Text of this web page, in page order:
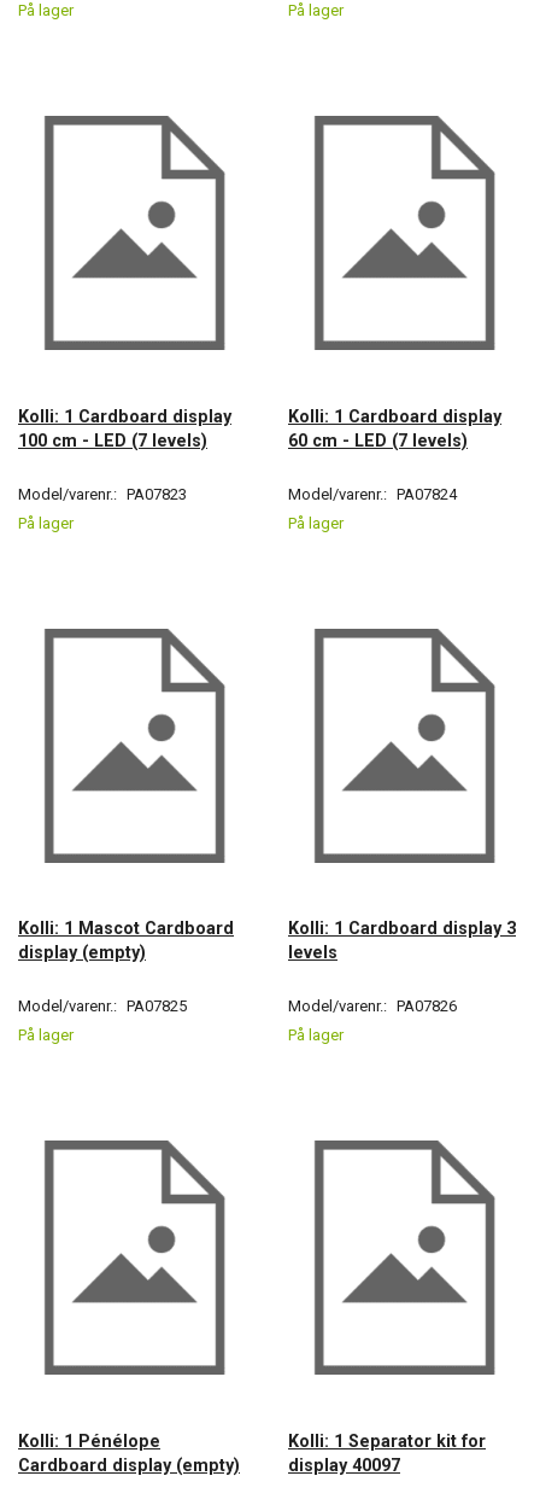
På lager
På lager
Kolli: 1 Cardboard display
100 cm - LED (7 levels)
Model/varenr.: PA07823
På lager
Kolli: 1 Cardboard display
60 cm - LED (7 levels)
Model/varenr.: PA07824
På lager
Kolli: 1 Mascot Cardboard
display (empty)
Model/varenr.: PA07825
På lager
Kolli: 1 Cardboard display 3
levels
Model/varenr.: PA07826
På lager
Kolli: 1 Pénélope
Cardboard display (empty)
Kolli: 1 Separator kit for
display 40097